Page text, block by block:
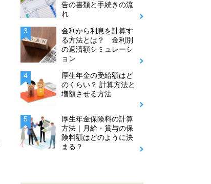
告の書類と手続きの流
れ
金利から利息を計算す
る方法とは？ 金利別
の返済額シミュレーシ
ョン
厚生年金の受給額はど
のくらい？ 計算方法と
増額させる方法
厚生年金保険料の計算
方法｜月給・賞与の保
険料額はどのように決
まる？